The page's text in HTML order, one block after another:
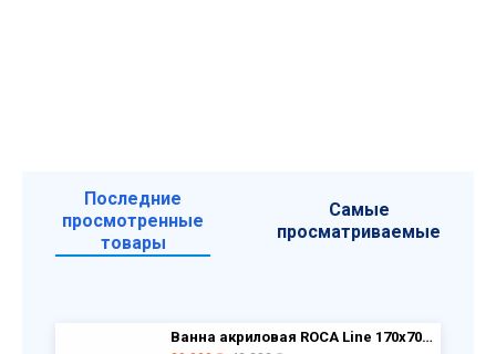
Последние
просмотренные
товары
Самые
просматриваемые
Ванна акриловая ROCA Line 170х70 ZRU9302924 + каркас ZRU9302925 + фр.панель ZRU9302926 РАСПРОДАЖА витринный экземпляр